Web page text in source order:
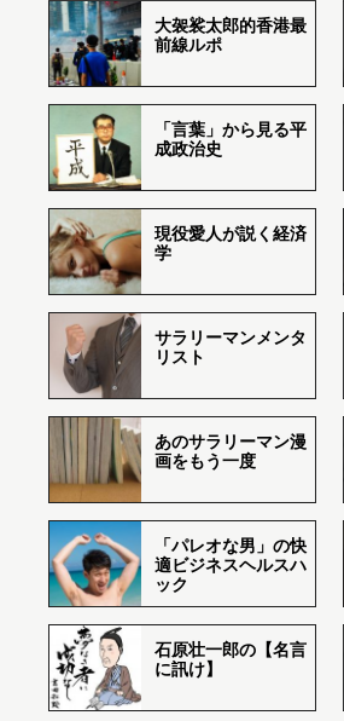
大袈裟太郎的香港最
前線ルポ
「言葉」から見る平
成政治史
現役愛人が説く経済
学
サラリーマンメンタ
リスト
あのサラリーマン漫
画をもう一度
「パレオな男」の快
適ビジネスヘルスハ
ック
石原壮一郎の【名言
に訊け】